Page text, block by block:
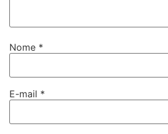
Nome *
E-mail *